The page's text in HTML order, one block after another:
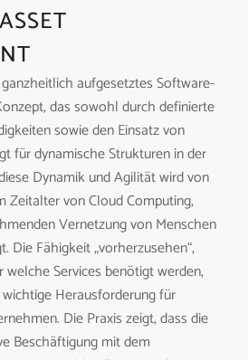
aufgesetztes Software-
das sowohl durch definierte
sowie den Einsatz von
für dynamische Strukturen in der
Dynamik und Agilität wird von
Zeitalter von Cloud Computing,
Vernetzung von Menschen
Die Fähigkeit „vorherzusehen“,
Services benötigt werden,
Herausforderung für
Die Praxis zeigt, dass die
Beschäftigung mit dem